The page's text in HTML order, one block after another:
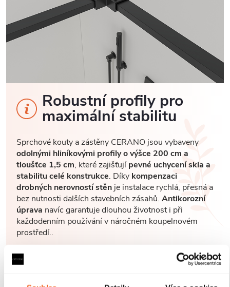
Robustní profily pro
maximální stabilitu
Sprchové kouty a zástěny CERANO jsou vybaveny
odolnými hliníkovými profily o výšce 200 cm a
tloušťce 1,5 cm, které zajišťujípevné uchycení skla a
stabilitu celé konstrukce. Díky kompenzaci
drobných nerovností stěnje instalace rychlá, přesná a
bez nutnosti dalších stavebních zásahů. Antikorozní
úprava navíc garantuje dlouhou životnost i při
každodenním používání v náročném koupelnovém
prostředí..